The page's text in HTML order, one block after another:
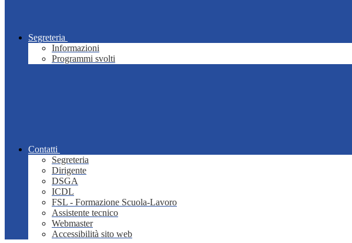
Segreteria
Informazioni
Programmi svolti
Contatti
Segreteria
Dirigente
DSGA
ICDL
FSL - Formazione Scuola-Lavoro
Assistente tecnico
Webmaster
Accessibilità sito web